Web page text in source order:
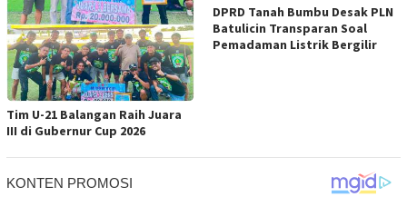
Tim U-21 Balangan Raih Juara
III di Gubernur Cup 2026
DPRD Tanah Bumbu Desak PLN
Batulicin Transparan Soal
Pemadaman Listrik Bergilir